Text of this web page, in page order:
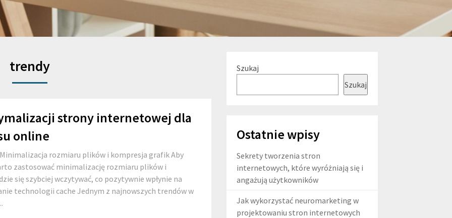
trendy
strony internetowej dla
online
rozmiaru plików i kompresja grafik Aby
zastosować minimalizację rozmiaru plików i
się szybciej wczytywać, co pozytywnie wpłynie na
technologii cache Jednym z najnowszych trendów w
Szukaj
Szukaj
Ostatnie wpisy
Sekrety tworzenia stron
internetowych, które wyróżniają się i
angażują użytkowników
Jak wykorzystać neuromarketing w
projektowaniu stron internetowych